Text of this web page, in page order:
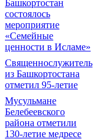
Башкортостан
состоялось
мероприятие
«Семейные
ценности в Исламе»
Священнослужитель
из Башкортостана
отметил 95-летие
Мусульмане
Белебеевского
района отметили
130-летие медресе